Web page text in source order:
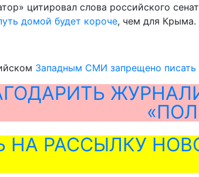
цитировал слова российского
домой будет короче, чем для Крыма.
Западным СМИ запрещено
РАССЫЛКУ